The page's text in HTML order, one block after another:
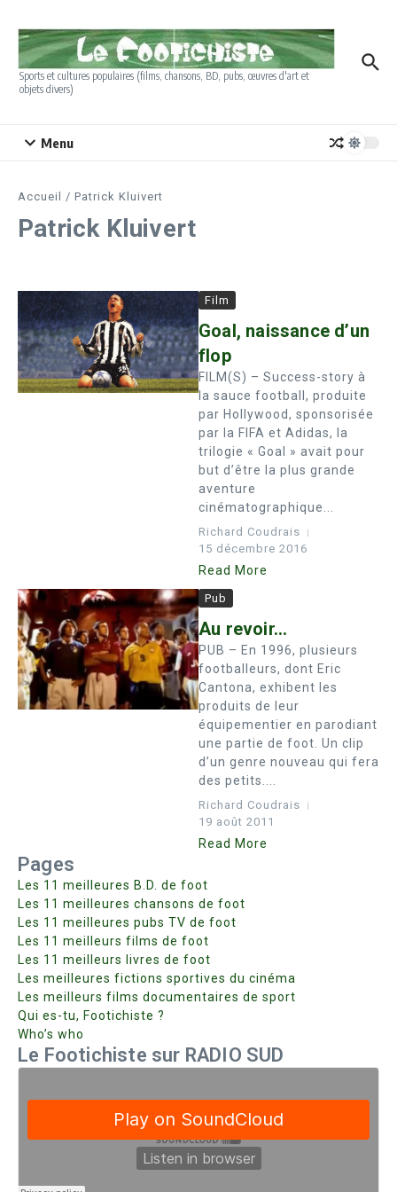
Sports et cultures populaires (films, chansons, BD, pubs, œuvres d'art et
objets divers)
Menu
Accueil / Patrick Kluivert
Patrick Kluivert
Film
Goal, naissance d’un
flop
FILM(S) – Success-story à
la sauce football, produite
par Hollywood, sponsorisée
par la FIFA et Adidas, la
trilogie « Goal » avait pour
but d’être la plus grande
aventure
cinématographique...
Richard Coudrais
15 décembre 2016
Read More
Pub
Au revoir…
PUB – En 1996, plusieurs
footballeurs, dont Eric
Cantona, exhibent les
produits de leur
équipementier en parodiant
une partie de foot. Un clip
d’un genre nouveau qui fera
des petits....
Richard Coudrais
19 août 2011
Read More
Pages
Les 11 meilleures B.D. de foot
Les 11 meilleures chansons de foot
Les 11 meilleures pubs TV de foot
Les 11 meilleurs films de foot
Les 11 meilleurs livres de foot
Les meilleures fictions sportives du cinéma
Les meilleurs films documentaires de sport
Qui es-tu, Footichiste ?
Who’s who
Le Footichiste sur RADIO SUD